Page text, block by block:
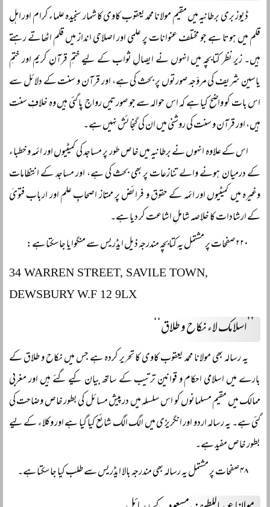
ڈیوز بری برطانیہ میں مقیم مولانا محمد یعقوب کاوی کا شمار سنجیدہ علماء کرام اور اہلِ
قلم میں ہوتا ہے جو مختلف عنوانات پر علمی اور اصلاحی انداز میں قلم اٹھاتے رہتے
ہیں۔ زیر نظر کتابچہ میں انہوں نے ایصالِ ثواب کے لیے ختمِ قرآنِ کریم اور ختمِ
یاسین شریف کی مروّجہ صورتوں پر بحث کی ہے، اور قرآن و سنت کے دلائل سے
اس بات کو واضح کیا ہے کہ اس حوالہ سے جو صورتیں رواج پا گئی ہیں وہ خلافِ سنت
ہیں، اور قرآن و سنت کی روشنی میں ان کی گنجائش نہیں ہے۔
اس کے علاوہ انہوں نے برطانیہ میں خاص طور پر مساجد کی کمیٹیوں اور ائمہ و خطباء
کے درمیان ہونے والے تنازعات پر بھی بحث کی ہے، اور مساجد کے انتظامات
وغیرہ میں کمیٹیوں اور ائمہ کے حقوق و فرائض پر ممتاز اصحابِ علم اور ارباب فتویٰ
کے ارشادات کا خلاصہ شاملِ اشاعت کر دیا ہے۔
۲۲۰ صفحات پر مشتمل یہ کتابچہ مندرجہ ذیل ایڈریس سے منگوایا جا سکتا ہے:
34 WARREN STREET, SAVILE TOWN,
DEWSBURY W.F 12 9LX
’’اسلامک لاء نکاح و طلاق‘‘
یہ رسالہ بھی مولانا محمد یعقوب کاوی کا تحریر کردہ ہے جس میں نکاح و طلاق کے
بارے میں اسلامی احکام و قوانین ترتیب کے ساتھ بیان کیے گئے ہیں اور مغربی
ممالک میں مقیم مسلمانوں کو اس سلسلہ میں درپیش مسائل کی بطور خاص وضاحت کی
گئی ہے۔ یہ رسالہ اردو اور انگریزی میں الگ الگ شائع کیا گیا ہے اور وکلاء کے لیے
بطور خاص مفید ہے۔
۴۸ صفحات پر مشتمل یہ رسالہ بھی مندرجہ بالا ایڈریس سے طلب کیا جا سکتا ہے۔